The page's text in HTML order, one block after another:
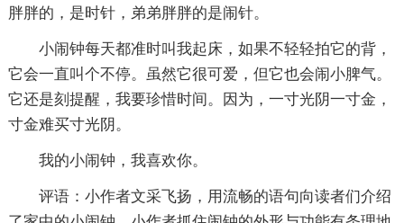
胖胖的，是时针，弟弟胖胖的是闹针。
小闹钟每天都准时叫我起床，如果不轻轻拍它的背，
它会一直叫个不停。虽然它很可爱，但它也会闹小脾气。
它还是刻提醒，我要珍惜时间。因为，一寸光阴一寸金，
寸金难买寸光阴。
我的小闹钟，我喜欢你。
评语：小作者文采飞扬，用流畅的语句向读者们介绍